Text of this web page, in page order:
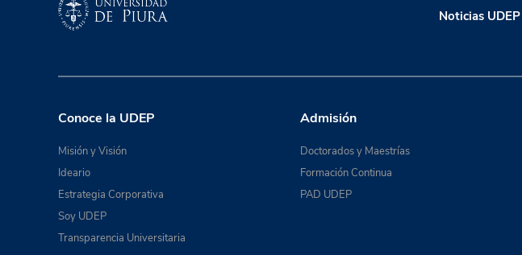
Noticias UDEP
Conoce la UDEP
Misión y Visión
Ideario
Estrategia Corporativa
Soy UDEP
Transparencia Universitaria
Admisión
Doctorados y Maestrías
Formación Continua
PAD UDEP